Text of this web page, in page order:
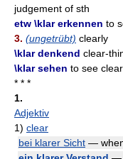
judgement of sth
etw \klar erkennen to
3. (ungetrübt) clearly
\klar denkend clear-
\klar sehen to see
* * *
1.
Adjektiv
1) clear
bei klarer Sicht —